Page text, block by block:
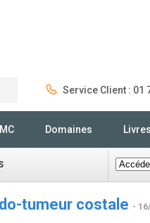
Service Client : 01
Domaines Livres
tumeur costale -